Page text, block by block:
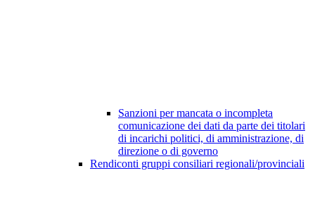
Sanzioni per mancata o incompleta
comunicazione dei dati da parte dei titolari
di incarichi politici, di amministrazione, di
direzione o di governo
Rendiconti gruppi consiliari regionali/provinciali